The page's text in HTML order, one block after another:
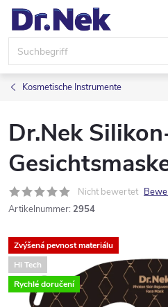
Zum
Inhalt
springen
Kosmetische Instrumente
Dr.Nek
Nicht bewertet
Artikelnummer: 2954
Zvýšená pevnost materiálu
Hi Tech
Rychlé doručení